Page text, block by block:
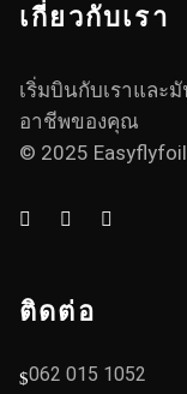
เกี่ยวกับเรา
เริ่มบินกับเราและ
อาชีพของคุณ
© 2025
ติดต่อ
062 015 1052